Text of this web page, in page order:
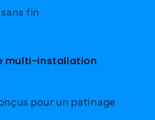
fin
multi-installation
pour un patinage